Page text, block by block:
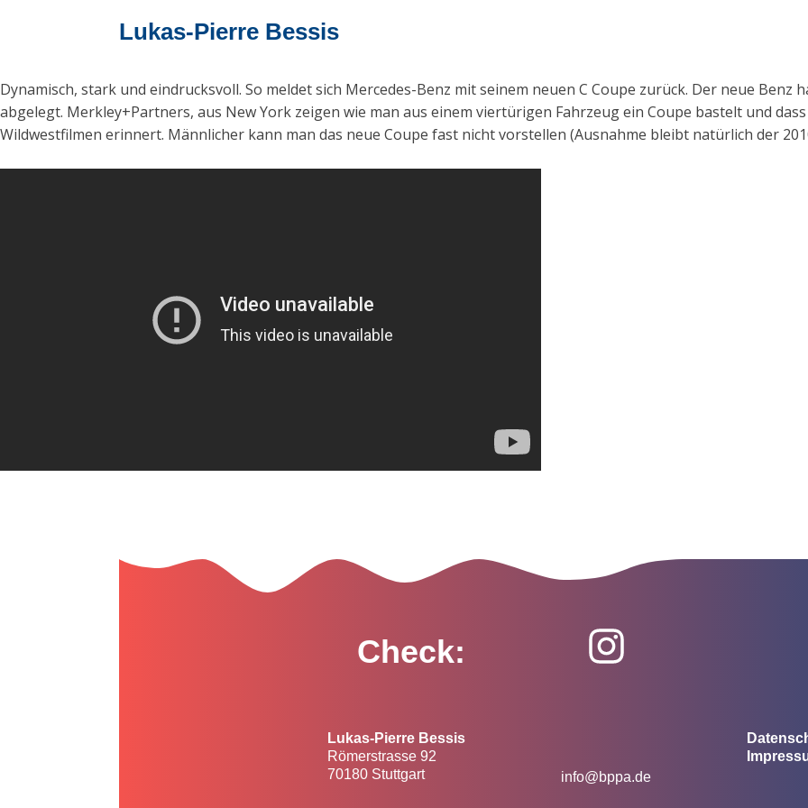
Lukas-Pierre Bessis
Dynamisch, stark und eindrucksvoll. So meldet sich Mercedes-Benz mit seinem neuen C Coupe zurück. Der neue
abgelegt. Merkley+Partners, aus New York zeigen wie man aus einem viertürigen Fahrzeug ein Coupe bastelt und
Wildwestfilmen erinnert. Männlicher kann man das neue Coupe fast nicht vorstellen (Ausnahme bleibt natürlich der
Check:
Lukas-Pierre Bessis
Römerstrasse 92
70180 Stuttgart
info@bppa.de